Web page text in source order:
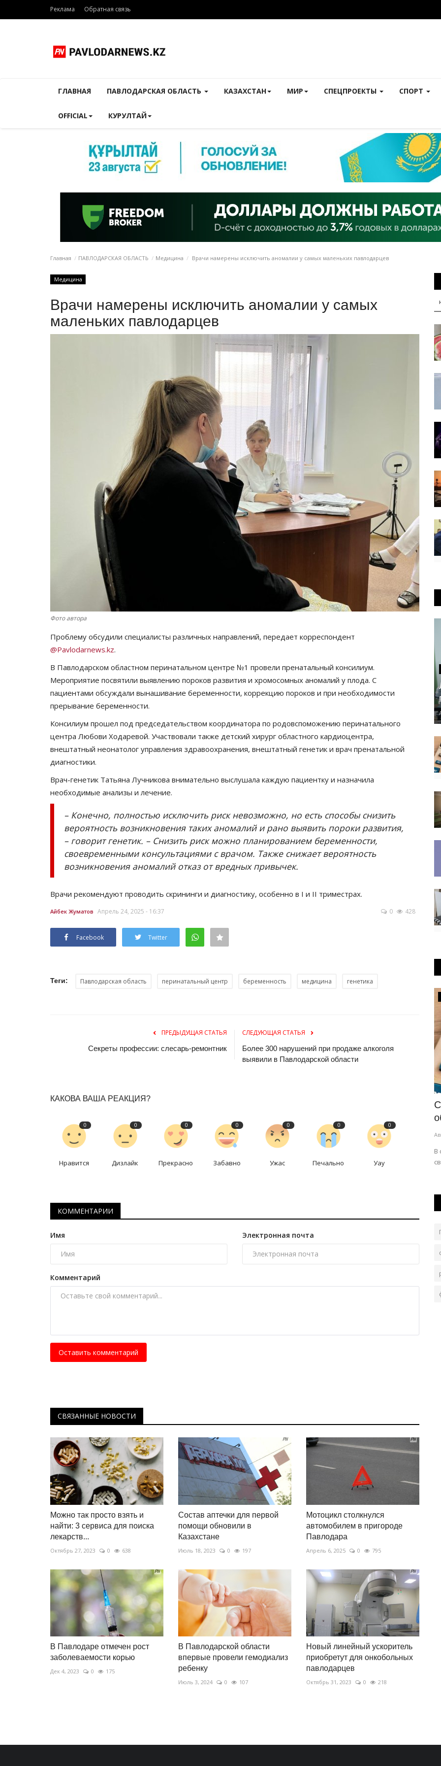
Реклама Обратная связь
ГЛАВНАЯ ПАВЛОДАРСКАЯ ОБЛАСТЬ КАЗАХСТАН МИР СПЕЦПРОЕКТЫ СПОРТ
OFFICIAL КУРУЛТАЙ
Главная ПАВЛОДАРСКАЯ ОБЛАСТЬ Медицина Врачи намерены исключить аномалии у самых маленьких павлодарцев
Медицина
Врачи намерены исключить аномалии у самых
маленьких павлодарцев
Фото автора
Проблему обсудили специалисты различных направлений, передает корреспондент
@Pavlodarnews.kz.
В Павлодарском областном перинатальном центре №1 провели пренатальный консилиум.
Мероприятие посвятили выявлению пороков развития и хромосомных аномалий у плода. С
пациентами обсуждали вынашивание беременности, коррекцию пороков и при необходимости
прерывание беременности.
Консилиум прошел под председательством координатора по родовспоможению перинатального
центра Любови Ходаревой. Участвовали также детский хирург областного кардиоцентра,
внештатный неонатолог управления здравоохранения, внештатный генетик и врач пренатальной
диагностики.
Врач-генетик Татьяна Лучникова внимательно выслушала каждую пациентку и назначила
необходимые анализы и лечение.
– Конечно, полностью исключить риск невозможно, но есть способы снизить
вероятность возникновения таких аномалий и рано выявить пороки развития,
– говорит генетик. – Снизить риск можно планированием беременности,
своевременными консультациями с врачом. Также снижает вероятность
возникновения аномалий отказ от вредных привычек.
Врачи рекомендуют проводить скрининги и диагностику, особенно в І и ІІ триместрах.
Айбек Жуматов Апрель 24, 2025 - 16:37 0 428
Facebook Twitter
Теги: Павлодарская область перинатальный центр беременность медицина генетика
ПРЕДЫДУЩАЯ СТАТЬЯ
Секреты профессии: слесарь-ремонтник
СЛЕДУЮЩАЯ СТАТЬЯ
Более 300 нарушений при продаже алкоголя
выявили в Павлодарской области
КАКОВА ВАША РЕАКЦИЯ?
0
Нравится
0
Дизлайк
0
Прекрасно
0
Забавно
0
Ужас
0
Печально
0
Уау
КОММЕНТАРИИ
Имя Электронная почта
Комментарий
Оставить комментарий
СВЯЗАННЫЕ НОВОСТИ
Можно так просто взять и
найти: 3 сервиса для поиска
лекарств...
Октябрь 27, 2023 0 638
Состав аптечки для первой
помощи обновили в
Казахстане
Июль 18, 2023 0 197
Мотоцикл столкнулся
автомобилем в пригороде
Павлодара
Апрель 6, 2025 0 795
В Павлодаре отмечен рост
заболеваемости корью
Дек 4, 2023 0 175
В Павлодарской области
впервые провели гемодиализ
ребенку
Июль 3, 2024 0 107
Новый линейный ускоритель
приобретут для онкобольных
павлодарцев
Октябрь 31, 2023 0 218
Обелиск Славы в Павлодаре: память,
Май 10, 2025
Мемориальному комплексу – обелиску Славы в этом
году 50 лет.
Авг 6, 2026 106
В Железинском районе готовы расширить кружковую
работу.
В